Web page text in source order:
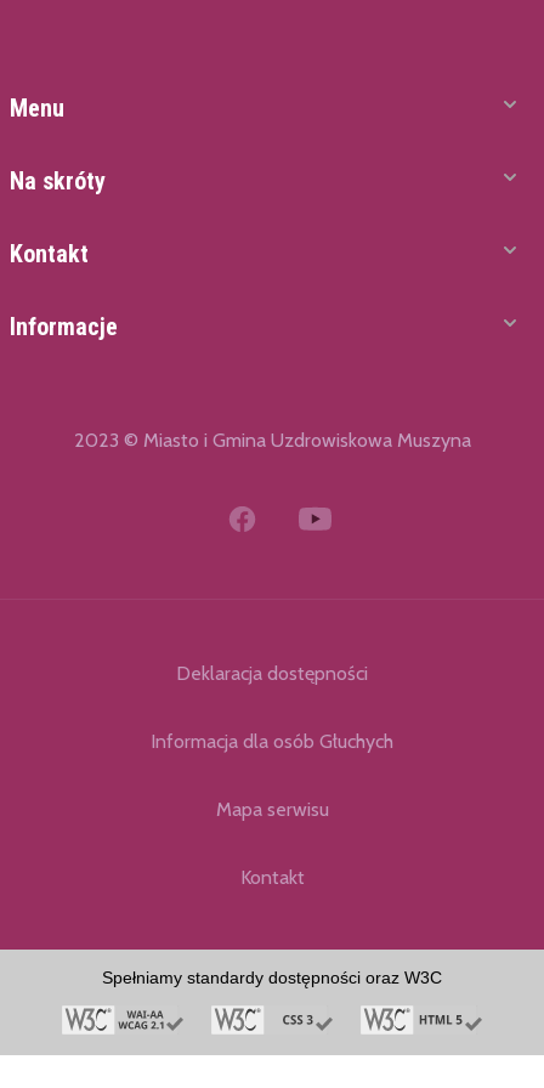
Menu
Na skróty
Kontakt
Informacje
2023 © Miasto i Gmina Uzdrowiskowa Muszyna
Deklaracja dostępności
Informacja dla osób Głuchych
Mapa serwisu
Kontakt
Spełniamy standardy dostępności oraz W3C